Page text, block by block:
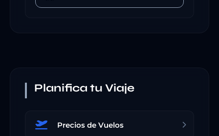
Planifica tu Viaje
Precios de Vuelos